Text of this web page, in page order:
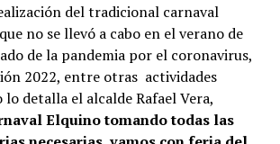
del tradicional carnaval
no se llevó a cabo en el verano de
de la pandemia por el coronavirus,
2022, entre otras actividades
lo detalla el alcalde Rafael Vera,
Elquino tomando todas las